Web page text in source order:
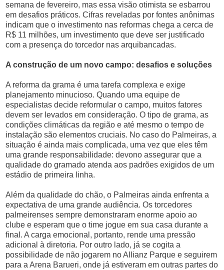
semana de fevereiro, mas essa visão otimista se esbarrou
em desafios práticos. Cifras reveladas por fontes anônimas
indicam que o investimento nas reformas chega a cerca de
R$ 11 milhões, um investimento que deve ser justificado
com a presença do torcedor nas arquibancadas.
A construção de um novo campo: desafios e soluções
A reforma da grama é uma tarefa complexa e exige
planejamento minucioso. Quando uma equipe de
especialistas decide reformular o campo, muitos fatores
devem ser levados em consideração. O tipo de grama, as
condições climáticas da região e até mesmo o tempo de
instalação são elementos cruciais. No caso do Palmeiras, a
situação é ainda mais complicada, uma vez que eles têm
uma grande responsabilidade: devono assegurar que a
qualidade do gramado atenda aos padrões exigidos de um
estádio de primeira linha.
Além da qualidade do chão, o Palmeiras ainda enfrenta a
expectativa de uma grande audiência. Os torcedores
palmeirenses sempre demonstraram enorme apoio ao
clube e esperam que o time jogue em sua casa durante a
final. A carga emocional, portanto, rende uma pressão
adicional à diretoria. Por outro lado, já se cogita a
possibilidade de não jogarem no Allianz Parque e seguirem
para a Arena Barueri, onde já estiveram em outras partes do